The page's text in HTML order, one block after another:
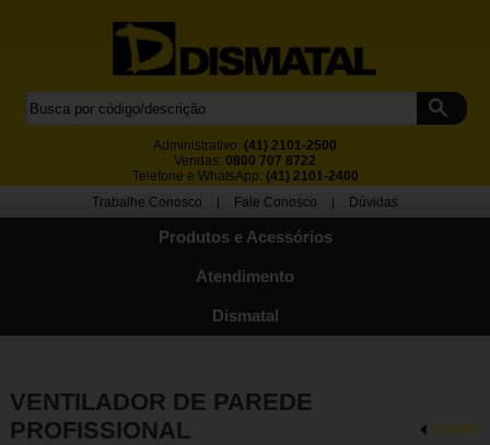
Administrativo: (41) 2101-2500
Vendas: 0800 707 8722
Telefone e WhatsApp: (41) 2101-2400
Trabalhe Conosco
| Fale Conosco | Dúvidas
Produtos e Acessórios
Atendimento
Dismatal
VENTILADOR DE PAREDE
PROFISSIONAL
VOLTAR